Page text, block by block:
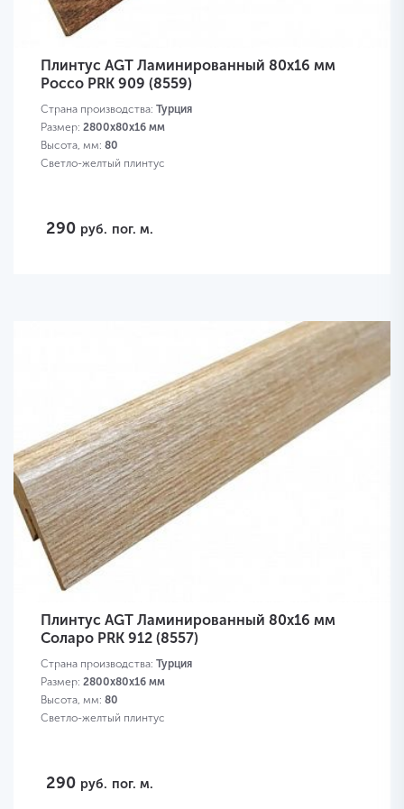
Плинтус AGT Ламинированный 80х16 мм
Россо PRK 909 (8559)
Страна производства: Турция
Размер: 2800х80х16 мм
Высота, мм: 80
Светло-желтый плинтус
290 руб. пог. м.
Плинтус AGT Ламинированный 80х16 мм
Соларо PRK 912 (8557)
Страна производства: Турция
Размер: 2800х80х16 мм
Высота, мм: 80
Светло-желтый плинтус
290 руб. пог. м.